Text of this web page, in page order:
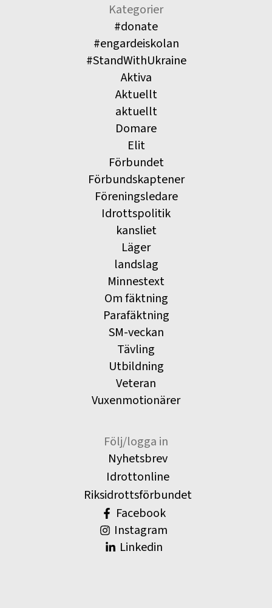
Kategorier
#donate
#engardeiskolan
#StandWithUkraine
Aktiva
Aktuellt
aktuellt
Domare
Elit
Förbundet
Förbundskaptener
Föreningsledare
Idrottspolitik
kansliet
Läger
landslag
Minnestext
Om fäktning
Parafäktning
SM-veckan
Tävling
Utbildning
Veteran
Vuxenmotionärer
Följ/logga in
Nyhetsbrev
Idrottonline
Riksidrottsförbundet
Facebook
Instagram
Linkedin